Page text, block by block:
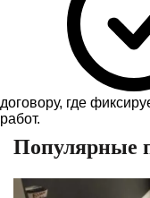
договору, где
работ.
Популярные